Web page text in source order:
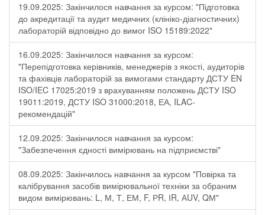
19.09.2025: Закінчилося навчання за курсом: "Підготовка
до акредитації та аудит медичних (клініко-діагностичних)
лабораторій відповідно до вимог ISO 15189:2022"
16.09.2025: Закінчилося навчання за курсом:
"Перепідготовка керівників, менеджерів з якості, аудиторів
та фахівців лабораторій за вимогами стандарту ДСТУ EN
ISO/IEC 17025:2019 з врахуванням положень ДСТУ ISO
19011:2019, ДСТУ ISO 31000:2018, ЕА, ILAC-
рекомендацій"
12.09.2025: Закінчилося навчання за курсом:
"Забезпечення єдності вимірювань на підприємстві"
08.09.2025: Закінчилось навчання за курсом "Повірка та
калібрування засобів вимірювальної техніки за обраним
видом вимірювань: L, М, Т, ЕМ, F, РR, ІR, АUV, QМ"